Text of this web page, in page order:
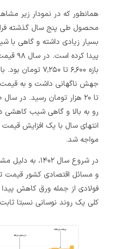
همانطور که در نمودار زیر مشاهده می
محصول طی پنج سال گذشته فراز و
بسیار زیادی داشته و گاهی با شیب تند
پیدا کرده است. در سال ۹۸ قیمت این
تا ۲۰ هزار تومان
رو به بالا و گاهی شیب کاهشی داشت. اما
انتهای سال با یک افزایش قیمت بسیار
مواجه شد.
در شروع سال ۱۴۰۲، به دلیل مشکلات
و مسائل اقتصادی کشور قیمت تمام
فولادی از جمله ورق کاهش پیدا کرد. اما
کلی یک روند نوسانی نسبتا ثابت را طی